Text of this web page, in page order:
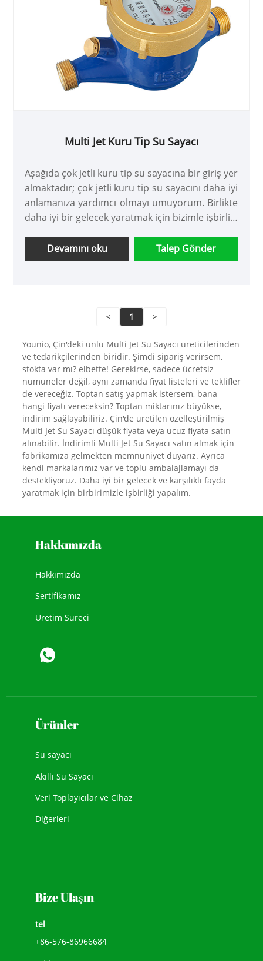
Multi Jet Kuru Tip Su Sayacı
Aşağıda çok jetli kuru tip su sayacına bir giriş yer
almaktadır; çok jetli kuru tip su sayacını daha iyi
anlamanıza yardımcı olmayı umuyorum. Birlikte
daha iyi bir gelecek yaratmak için bizimle işbirliği
müşterilere hoş geldiniz!.
Devamını oku Talep Gönder
< 1 >
Younio, Çin'deki ünlü Multi Jet Su Sayacı üreticilerinden
ve tedarikçilerinden biridir. Şimdi sipariş verirsem,
stokta var mı? elbette! Gerekirse, sadece ücretsiz
numuneler değil, aynı zamanda fiyat listeleri ve teklifler
de vereceğiz. Toptan satış yapmak istersem, bana
hangi fiyatı vereceksin? Toptan miktarınız büyükse,
indirim sağlayabiliriz. Çin'de üretilen özelleştirilmiş
Multi Jet Su Sayacı düşük fiyata veya ucuz fiyata satın
alınabilir. İndirimli Multi Jet Su Sayacı satın almak için
fabrikamıza gelmekten memnuniyet duyarız. Ayrıca
kendi markalarımız var ve toplu ambalajlamayı da
destekliyoruz. Daha iyi bir gelecek ve karşılıklı fayda
yaratmak için birbirimizle işbirliği yapalım.
Hakkımızda
Hakkımızda
Sertifikamız
Üretim Süreci
Ürünler
Su sayacı
Akıllı Su Sayacı
Veri Toplayıcılar ve Cihaz
Diğerleri
Bize Ulaşın
tel
+86-576-86966684